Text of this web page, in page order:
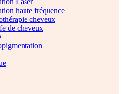
Laser
haute fréquence
cheveux
de cheveux